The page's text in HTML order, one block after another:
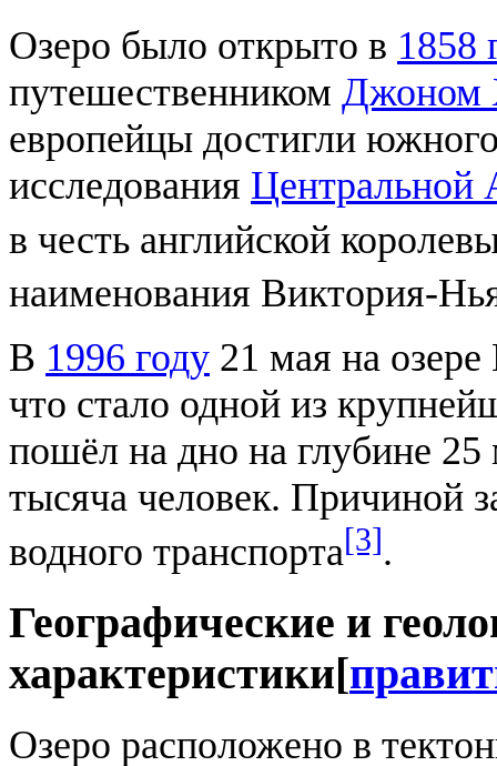
Озеро было открыто в 1858
путешественником Джоном
европейцы достигли
исследования Центральной
в честь английской
наименования Виктория-
В 1996 году 21 мая на
что стало одной из
пошёл на дно на глубине
тысяча человек. Причиной
водного транспорта[3].
Географические и
характеристики[
Озеро расположено в